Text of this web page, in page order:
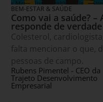
BEM-ESTAR & SAÚDE
Como vai a saúde?
responde de verdade
Colesterol,
falta mencionar o que,
pessoas de campo.
Rubens Pimentel - CEO da
Trajeto Desenvolvimento
Empresarial